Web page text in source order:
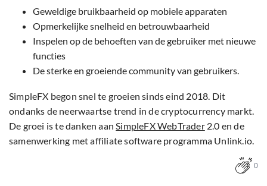
Geweldige bruikbaarheid op mobiele apparaten
Opmerkelijke snelheid en betrouwbaarheid
Inspelen op de behoeften van de gebruiker met nieuwe
functies
De sterke en groeiende community van gebruikers.
SimpleFX begon snel te groeien sinds eind 2018. Dit
ondanks de neerwaartse trend in de cryptocurrency markt.
De groei is te danken aanSimpleFX WebTrader2.0 en de
samenwerking met affiliate software programma Unlink.io.
0